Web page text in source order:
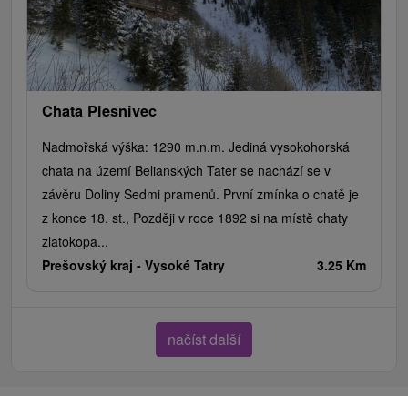
Chata Plesnivec
Nadmořská výška: 1290 m.n.m. Jediná vysokohorská
chata na území Belianských Tater se nachází se v
závěru Doliny Sedmi pramenů. První zmínka o chatě je
z konce 18. st., Později v roce 1892 si na místě chaty
zlatokopa...
Prešovský kraj - Vysoké Tatry 3.25 Km
načíst další